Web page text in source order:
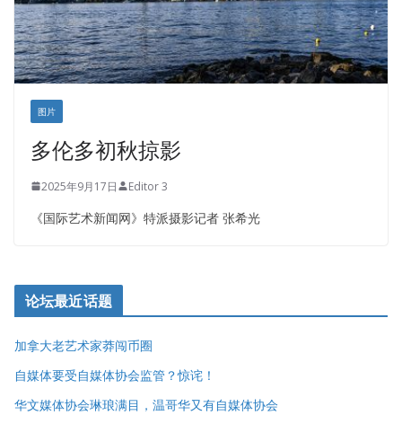
图片
多伦多初秋掠影
2025年9月17日 Editor 3
《国际艺术新闻网》特派摄影记者 张希光
论坛最近话题
加拿大老艺术家莽闯币圈
自媒体要受自媒体协会监管？惊诧！
华文媒体协会琳琅满目，温哥华又有自媒体协会